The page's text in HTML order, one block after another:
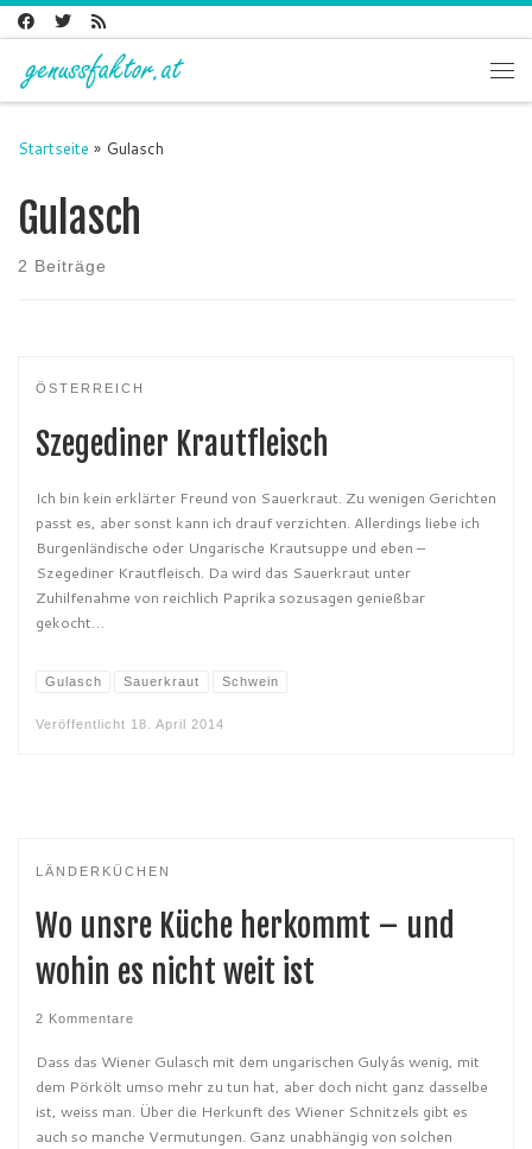
Zum Inhalt springen
Startseite » Gulasch
Gulasch
2 Beiträge
ÖSTERREICH
Szegediner Krautfleisch
Ich bin kein erklärter Freund von Sauerkraut. Zu wenigen Gerichten
passt es, aber sonst kann ich drauf verzichten. Allerdings liebe ich
Burgenländische oder Ungarische Krautsuppe und eben –
Szegediner Krautfleisch. Da wird das Sauerkraut unter
Zuhilfenahme von reichlich Paprika sozusagen genießbar
gekocht…
Gulasch Sauerkraut Schwein
Veröffentlicht 18. April 2014
LÄNDERKÜCHEN
Wo unsre Küche herkommt – und
wohin es nicht weit ist
2 Kommentare
Dass das Wiener Gulasch mit dem ungarischen Gulyás wenig, mit
dem Pörkölt umso mehr zu tun hat, aber doch nicht ganz dasselbe
ist, weiss man. Über die Herkunft des Wiener Schnitzels gibt es
auch so manche Vermutungen. Ganz unabhängig von solchen